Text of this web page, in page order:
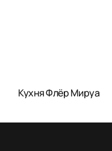
Кухня Флёр Мируа